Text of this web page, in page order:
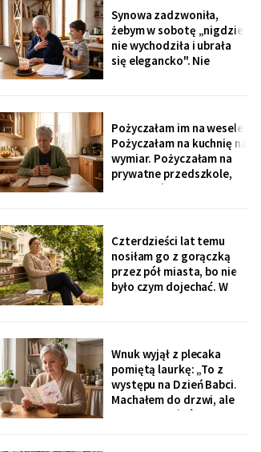
tysiące, na moje dane.
Wnuk płakał, że odda.
Córka na to: „tylko
nigdzie nie zgłaszaj,
chcesz mu zniszczyć
Synowa zadzwoniła,
żebym w sobotę „nigdzie
nie wychodziła i ubrała
się elegancko". Nie
domu opieki. Przyjechali
z tortem i laptopem:
bilety do Rzymu na moje
siedemdziesiąte
urodziny
Pożyczałam im na wesele.
Pożyczałam na kuchnię na
wymiar. Pożyczałam na
prywatne przedszkole,
„bo Kubuś jest wrażliwy".
poprosiłam o pożyczkę -
na okulary progresywne -
i usłyszałam, że „trzeba
było sobie
Czterdzieści lat temu
nosiłam go z gorączką
przez pół miasta, bo nie
było czym dojechać. W
prześwietlenie biodra.
„Mamo, od tego jest
teraz taksówka dla
seniorów, zamów sobie".
Zamówiłam - kierowca
Wnuk wyjął z plecaka
pomiętą laurkę: „To z
występu na Dzień Babci.
Machałem do drzwi, ale
nie przyszłaś". Żadnego